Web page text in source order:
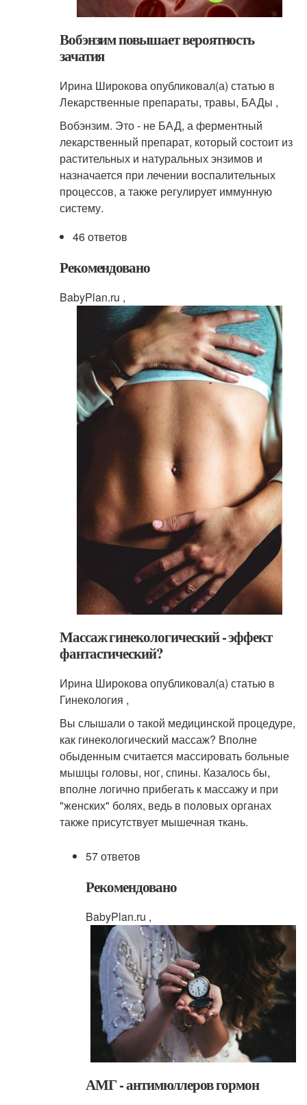
Вобэнзим повышает вероятность
зачатия
Ирина Широкова опубликовал(а) статью в
Лекарственные препараты, травы, БАДы ,
Вобэнзим. Это - не БАД, а ферментный
лекарственный препарат, который состоит из
растительных и натуральных энзимов и
назначается при лечении воспалительных
процессов, а также регулирует иммунную
систему.
46 ответов
Рекомендовано
BabyPlan.ru ,
Массаж гинекологический - эффект
фантастический?
Ирина Широкова опубликовал(а) статью в
Гинекология ,
Вы слышали о такой медицинской процедуре,
как гинекологический массаж? Вполне
обыденным считается массировать больные
мышцы головы, ног, спины. Казалось бы,
вполне логично прибегать к массажу и при
"женских" болях, ведь в половых органах
также присутствует мышечная ткань.
57 ответов
Рекомендовано
BabyPlan.ru ,
АМГ - антимюллеров гормон